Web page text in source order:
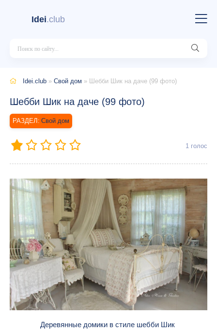
Idei.club
Idei.club » Свой дом » Шебби Шик на даче (99 фото)
Шебби Шик на даче (99 фото)
Свой дом
1 голос
Деревянные домики в стиле шебби Шик